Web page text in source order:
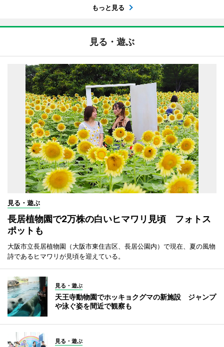
もっと見る
見る・遊ぶ
見る・遊ぶ
長居植物園で2万株の白いヒマワリ見頃 フォトス
ポットも
大阪市立長居植物園（大阪市東住吉区、長居公園内）で現在、夏の風物
詩であるヒマワリが見頃を迎えている。
見る・遊ぶ
天王寺動物園でホッキョクグマの新施設 ジャンプ
や泳ぐ姿を間近で観察も
見る・遊ぶ